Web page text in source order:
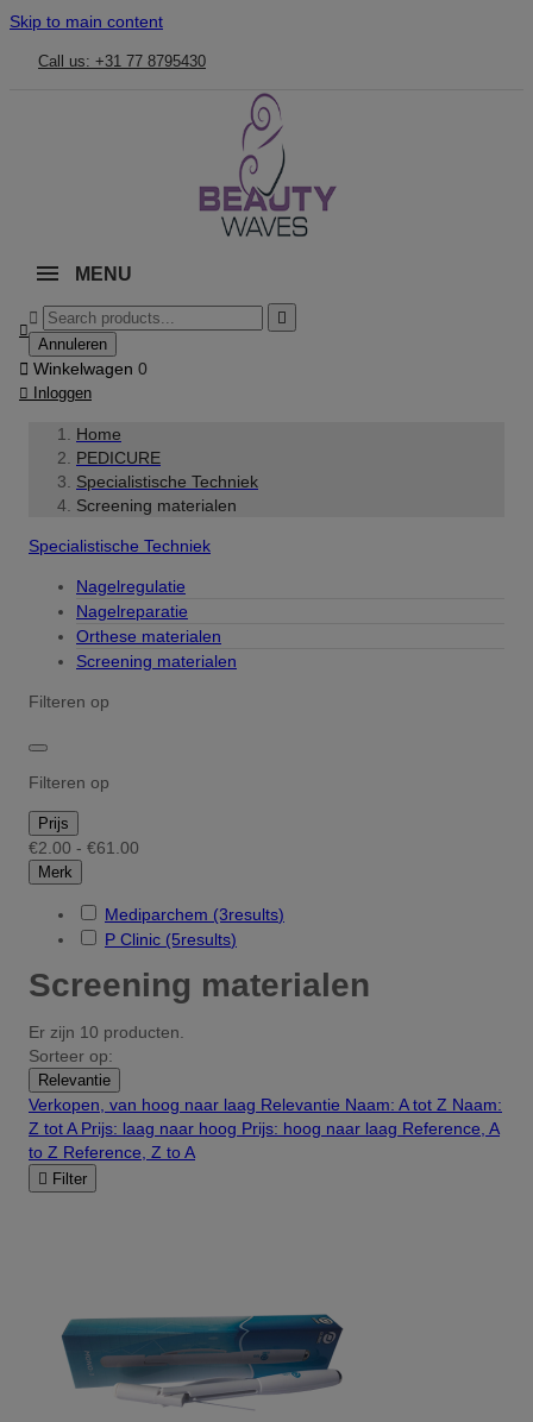
Skip to main content
Call us: +31 77 8795430
MENU



Annuleren
 Winkelwagen 0
 Inloggen
Home
PEDICURE
Specialistische Techniek
Screening materialen
Specialistische Techniek
Nagelregulatie
Nagelreparatie
Orthese materialen
Screening materialen
Filteren op
Filteren op
Prijs
€2.00 - €61.00
Merk
Mediparchem (3results)
P Clinic (5results)
Screening materialen
Er zijn 10 producten.
Sorteer op:
Relevantie
Verkopen, van hoog naar laag Relevantie Naam: A tot Z Naam:
Z tot A Prijs: laag naar hoog Prijs: hoog naar laag Reference, A
to Z Reference, Z to A
 Filter